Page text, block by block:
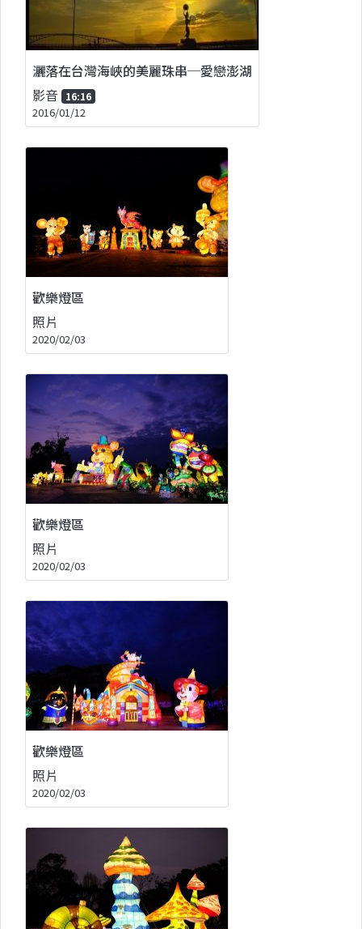
灑落在台灣海峽的美麗珠串─愛戀澎湖
影音 16:16
2016/01/12
歡樂燈區
照片
2020/02/03
歡樂燈區
照片
2020/02/03
歡樂燈區
照片
2020/02/03